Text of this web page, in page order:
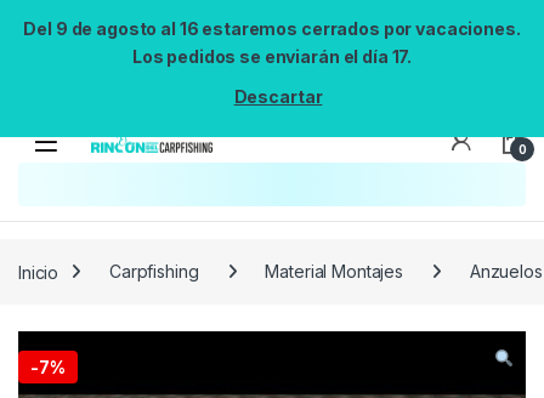
Del 9 de agosto al 16 estaremos cerrados por vacaciones.
Los pedidos se enviarán el día 17.
Descartar
0
No se pudo cargar el widget de búsqueda.